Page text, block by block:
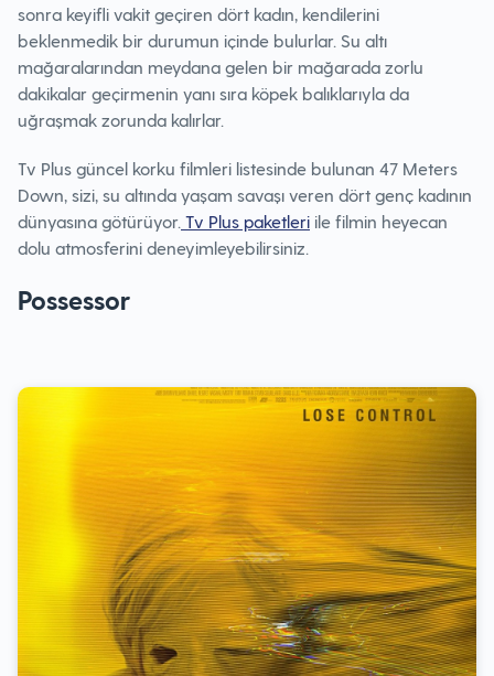
sonra keyifli vakit geçiren dört kadın, kendilerini
beklenmedik bir durumun içinde bulurlar. Su altı
mağaralarından meydana gelen bir mağarada zorlu
dakikalar geçirmenin yanı sıra köpek balıklarıyla da
uğraşmak zorunda kalırlar.
Tv Plus güncel korku filmleri listesinde bulunan 47 Meters
Down, sizi, su altında yaşam savaşı veren dört genç kadının
dünyasına götürüyor. Tv Plus paketleri ile filmin heyecan
dolu atmosferini deneyimleyebilirsiniz.
Possessor